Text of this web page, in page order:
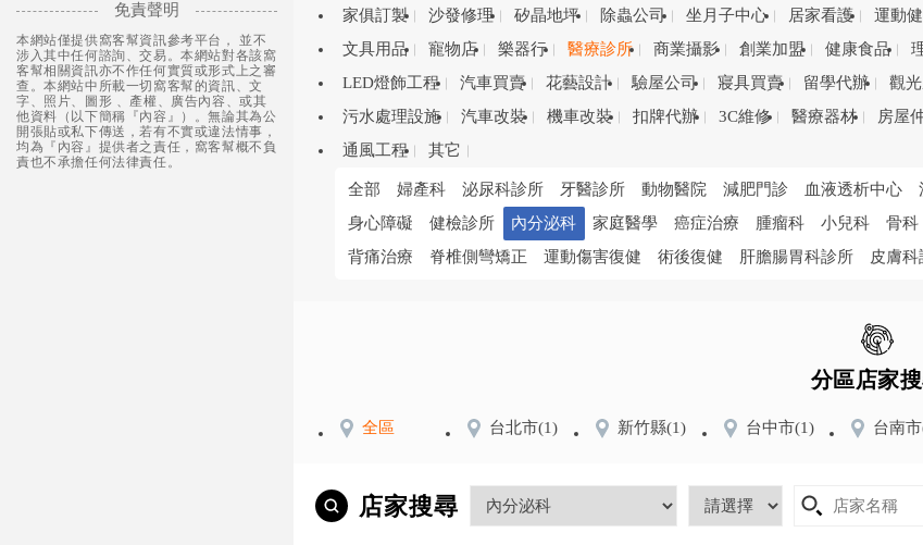
免責聲明
本網站僅提供窩客幫資訊參考平台， 並不
涉入其中任何諮詢、交易。本網站對各該窩
客幫相關資訊亦不作任何實質或形式上之審
查。本網站中所載一切窩客幫的資訊、文
字、照片、圖形 、產權、廣告內容、或其
他資料（以下簡稱『內容』）。無論其為公
開張貼或私下傳送，若有不實或違法情事，
均為『內容』提供者之責任，窩客幫概不負
責也不承擔任何法律責任。
家俱訂製
沙發修理 矽晶地坪 除蟲公司 坐月子中心 居家看護 運動
文具用品
寵物店 樂器行 醫療診所 商業攝影 創業加盟 健康食品
LED燈飾工程
汽車買賣 花藝設計 驗屋公司 寢具買賣 留學代辦 觀
污水處理設施
汽車改裝 機車改裝 扣牌代辦 3C維修 醫療器材 房屋
通風工程
其它
全部 婦產科 泌尿科診所 牙醫診所 動物醫院 減肥門診 血液透析中心
身心障礙
健檢診所 內分泌科 家庭醫學 癌症治療 腫瘤科 小兒科 骨科
背痛治療
脊椎側彎矯正 運動傷害復健 術後復健 肝膽腸胃科診所 皮膚科
分區店家
全區 台北市(1) 新竹縣(1) 台中市(1) 台南市
店家搜尋